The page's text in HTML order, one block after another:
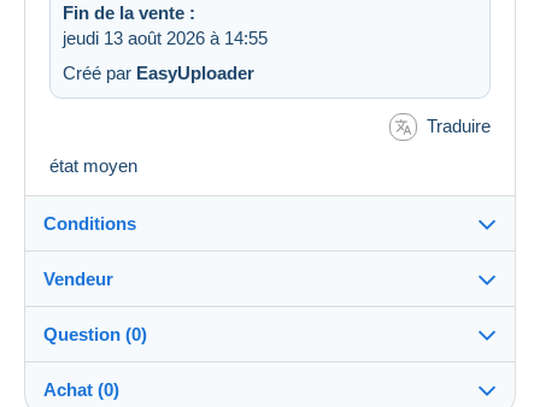
Fin de la vente :
jeudi 13 août 2026 à 14:55
Créé par EasyUploader
Traduire
état moyen
Conditions
Destination :
Voir la liste des pays
Remise en main propre :
Oui
Vendeur
fouine1100100%(59468x)
PRO
Question (0)
Achat (0)